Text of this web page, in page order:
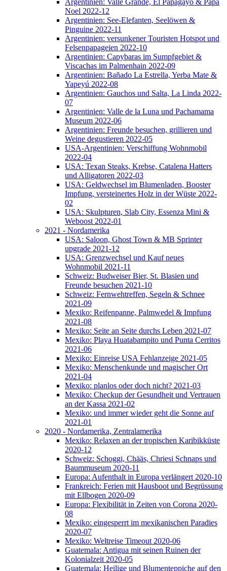
Argentinien: Valle Grande, El Papagayo & Papa
Noel 2022-12
Argentinien: See-Elefanten, Seelöwen &
Pinguine 2022-11
Argentinien: versunkener Touristen Hotspot und
Felsenpapageien 2022-10
Argentinien: Capybaras im Sumpfgebiet &
Viscachas im Palmenhain 2022-09
Argentinien: Bañado La Estrella, Yerba Mate &
Yapeyú 2022-08
Argentinien: Gauchos und Salta, La Linda 2022-
07
Argentinien: Valle de la Luna und Pachamama
Museum 2022-06
Argentinien: Freunde besuchen, grillieren und
Weine degustieren 2022-05
USA-Argentinien: Verschiffung Wohnmobil
2022-04
USA: Texan Steaks, Krebse, Catalena Hatters
und Alligatoren 2022-03
USA: Geldwechsel im Blumenladen, Booster
Impfung, versteinertes Holz in der Wüste 2022-
02
USA: Skulpturen, Slab City, Essenza Mini &
Weboost 2022-01
2021 - Nordamerika
USA: Saloon, Ghost Town & MB Sprinter
upgrade 2021-12
USA: Grenzwechsel und Kauf neues
Wohnmobil 2021-11
Schweiz: Budweiser Bier, St. Blasien und
Freunde besuchen 2021-10
Schweiz: Fernwehtreffen, Segeln & Schnee
2021-09
Mexiko: Reifenpanne, Palmwedel & Impfung
2021-08
Mexiko: Seite an Seite durchs Leben 2021-07
Mexiko: Playa Huatabampito und Punta Cerritos
2021-06
Mexiko: Einreise USA Fehlanzeige 2021-05
Mexiko: Menschenkunde und magischer Ort
2021-04
Mexiko: planlos oder doch nicht? 2021-03
Mexiko: Checkup der Gesundheit und Vertrauen
an der Kassa 2021-02
Mexiko: und immer wieder geht die Sonne auf
2021-01
2020 - Nordamerika, Zentralamerika
Mexiko: Relaxen an der tropischen Karibikküste
2020-12
Schweiz: Schoggi, Chääs, Chriesi Schnaps und
Baummuseum 2020-11
Europa: Aufenthalt in Europa verlängert 2020-10
Frankreich: Ferien mit Hausboot und Begrüssung
mit Ellbogen 2020-09
Europa: Flexibilität in Zeiten von Corona 2020-
08
Mexiko: eingesperrt im mexikanischen Paradies
2020-07
Mexiko: Weltreise Timeout 2020-06
Guatemala: Antigua mit seinen Ruinen der
Kolonialzeit 2020-05
Guatemala: Heilige und Blumenteppiche auf den